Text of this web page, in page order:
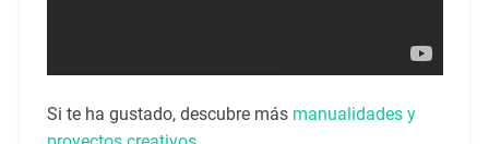
Si te ha gustado, descubre más manualidades y